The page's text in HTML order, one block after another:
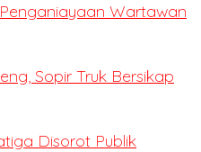
Wartawan
Sopir Truk Bersikap
Disorot Publik